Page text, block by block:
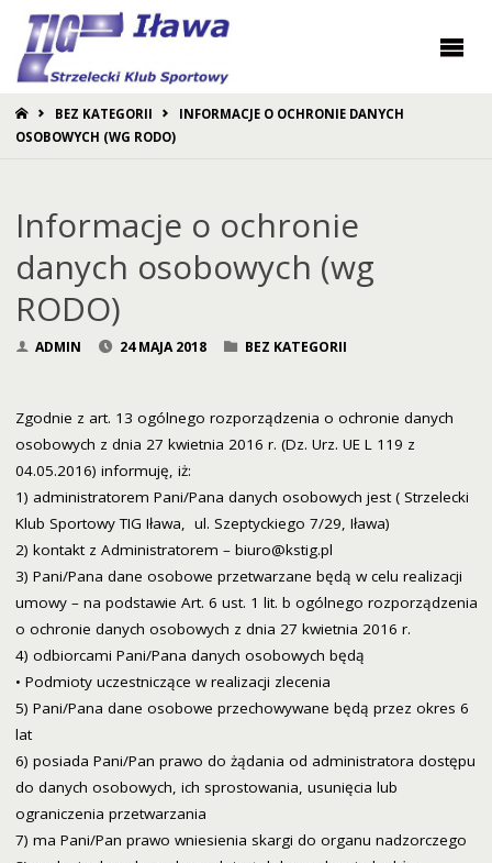
STRONA
GŁÓWNA
BEZ KATEGORII
INFORMACJE O OCHRONIE DANYCH
OSOBOWYCH (WG RODO)
Informacje o ochronie
danych osobowych (wg
RODO)
ADMIN 24 MAJA 2018 BEZ KATEGORII
Zgodnie z art. 13 ogólnego rozporządzenia o ochronie danych
osobowych z dnia 27 kwietnia 2016 r. (Dz. Urz. UE L 119 z
04.05.2016) informuję, iż:
1) administratorem Pani/Pana danych osobowych jest ( Strzelecki
Klub Sportowy TIG Iława, ul. Szeptyckiego 7/29, Iława)
2) kontakt z Administratorem – biuro@kstig.pl
3) Pani/Pana dane osobowe przetwarzane będą w celu realizacji
umowy – na podstawie Art. 6 ust. 1 lit. b ogólnego rozporządzenia
o ochronie danych osobowych z dnia 27 kwietnia 2016 r.
4) odbiorcami Pani/Pana danych osobowych będą
• Podmioty uczestniczące w realizacji zlecenia
5) Pani/Pana dane osobowe przechowywane będą przez okres 6
lat
6) posiada Pani/Pan prawo do żądania od administratora dostępu
do danych osobowych, ich sprostowania, usunięcia lub
ograniczenia przetwarzania
7) ma Pani/Pan prawo wniesienia skargi do organu nadzorczego